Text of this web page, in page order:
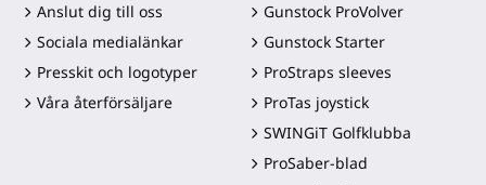
Anslut dig till oss
Sociala medialänkar
Presskit och logotyper
Våra återförsäljare
Gunstock ProVolver
Gunstock Starter
ProStraps sleeves
ProTas joystick
SWINGiT Golfklubba
ProSaber-blad